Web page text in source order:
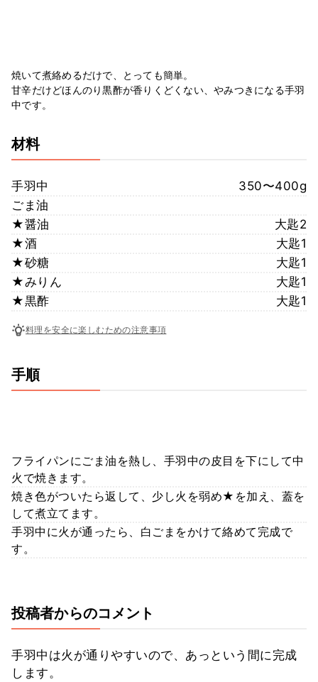
焼いて煮絡めるだけで、とっても簡単。
甘辛だけどほんのり黒酢が香りくどくない、やみつきになる手羽
中です。
材料
手羽中
350〜400g
ごま油
★醤油
大匙2
★酒
大匙1
★砂糖
大匙1
★みりん
大匙1
★黒酢
大匙1
料理を安全に楽しむための注意事項
手順
フライパンにごま油を熱し、手羽中の皮目を下にして中
火で焼きます。
焼き色がついたら返して、少し火を弱め★を加え、蓋を
して煮立てます。
手羽中に火が通ったら、白ごまをかけて絡めて完成で
す。
投稿者からのコメント
手羽中は火が通りやすいので、あっという間に完成
します。